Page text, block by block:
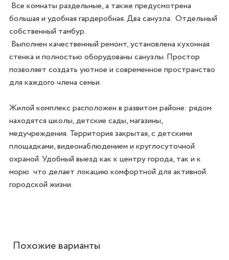
большая и удобная гардеробная. Два санузла.  Отдельный
собственный тамбур.
стенка и полностью оборудованы санузлы. Простор
позволяет создать уютное и современное пространство
для каждого члена семьи.
Жилой комплекс расположен в развитом районе: рядом
находятся школы, детские сады, магазины,
медучреждения. Территория закрытая, с детскими
площадками, видеонаблюдением и круглосуточной
охраной. Удобный выезд как к центру города, так и к
морю  что делает локацию комфортной для активной
городской жизни.
Похожие варианты